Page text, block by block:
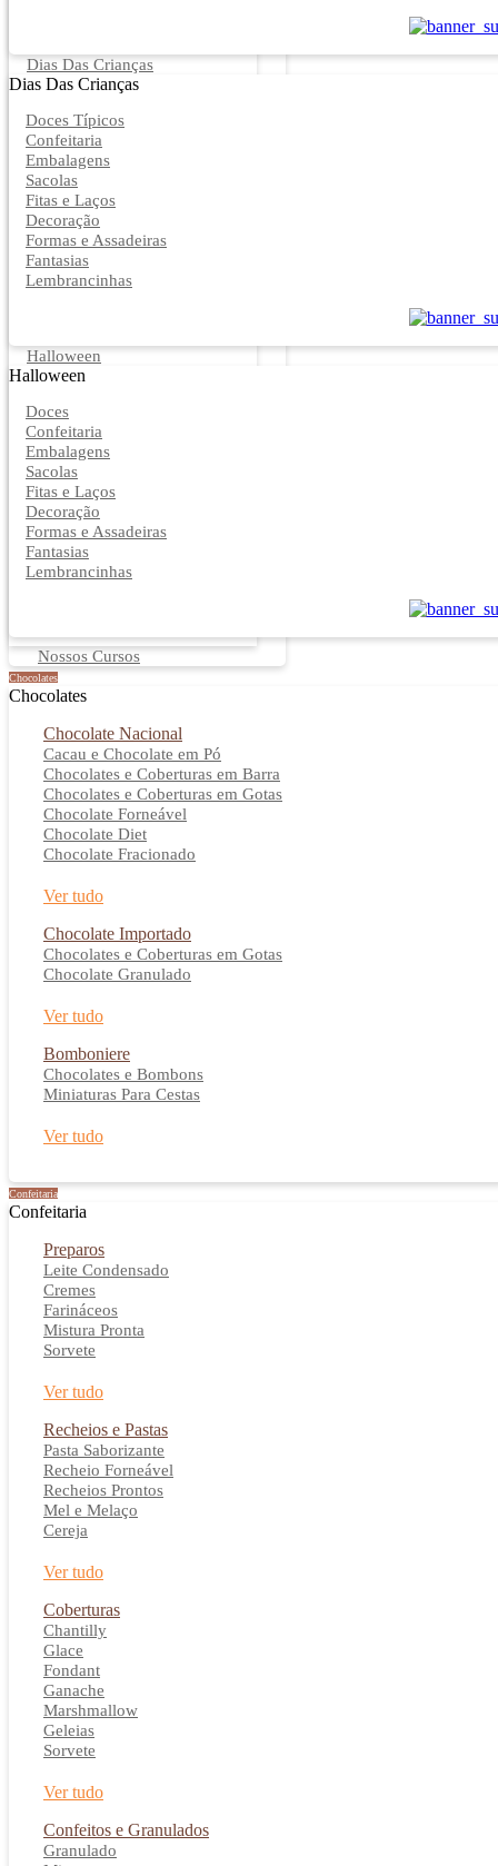
Dias Das Crianças
Dias Das Crianças
Doces Típicos
Confeitaria
Embalagens
Sacolas
Fitas e Laços
Decoração
Formas e Assadeiras
Fantasias
Lembrancinhas
Halloween
Halloween
Doces
Confeitaria
Embalagens
Sacolas
Fitas e Laços
Decoração
Formas e Assadeiras
Fantasias
Lembrancinhas
Nossos Cursos
Chocolates
Chocolates
Chocolate Nacional
Cacau e Chocolate em Pó
Chocolates e Coberturas em Barra
Chocolates e Coberturas em Gotas
Chocolate Forneável
Chocolate Diet
Chocolate Fracionado
Ver tudo
Chocolate Importado
Chocolates e Coberturas em Gotas
Chocolate Granulado
Ver tudo
Bomboniere
Chocolates e Bombons
Miniaturas Para Cestas
Ver tudo
Confeitaria
Confeitaria
Preparos
Leite Condensado
Cremes
Farináceos
Mistura Pronta
Sorvete
Ver tudo
Recheios e Pastas
Pasta Saborizante
Recheio Forneável
Recheios Prontos
Mel e Melaço
Cereja
Ver tudo
Coberturas
Chantilly
Glace
Fondant
Ganache
Marshmallow
Geleias
Sorvete
Ver tudo
Confeitos e Granulados
Granulado